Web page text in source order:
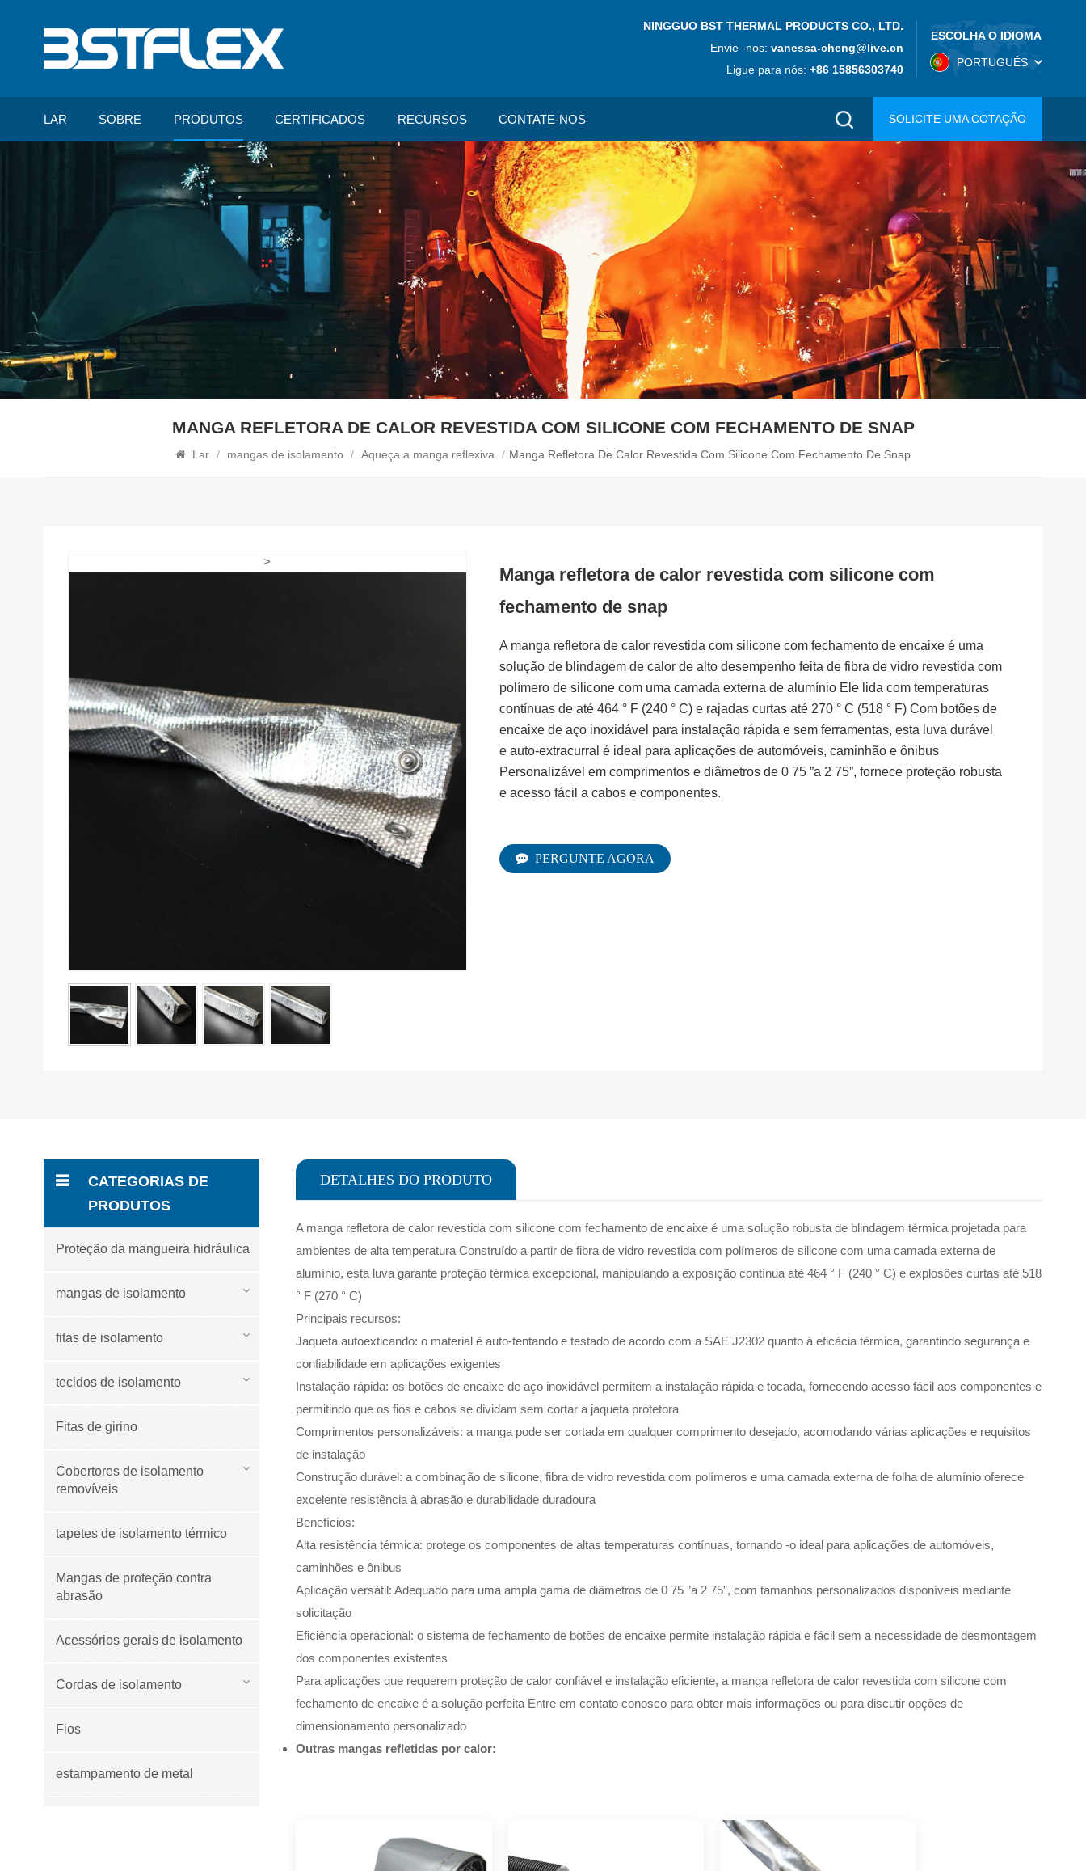
NINGGUO BST THERMAL PRODUCTS CO., LTD.
Envie -nos: vanessa-cheng@live.cn
Ligue para nós: +86 15856303740
ESCOLHA O IDIOMA
PORTUGUÊS
LAR SOBRE PRODUTOS CERTIFICADOS RECURSOS CONTATE-NOS SOLICITE UMA COTAÇÃO
MANGA REFLETORA DE CALOR REVESTIDA COM SILICONE COM FECHAMENTO DE SNAP
Lar / mangas de isolamento / Aqueça a manga reflexiva / Manga Refletora De Calor Revestida Com Silicone Com Fechamento De Snap
>
Manga refletora de calor revestida com silicone com
fechamento de snap
A manga refletora de calor revestida com silicone com fechamento de encaixe é uma
solução de blindagem de calor de alto desempenho feita de fibra de vidro revestida com
polímero de silicone com uma camada externa de alumínio Ele lida com temperaturas
contínuas de até 464 ° F (240 ° C) e rajadas curtas até 270 ° C (518 ° F) Com botões de
encaixe de aço inoxidável para instalação rápida e sem ferramentas, esta luva durável
e auto-extracurral é ideal para aplicações de automóveis, caminhão e ônibus
Personalizável em comprimentos e diâmetros de 0 75 ”a 2 75”, fornece proteção robusta
e acesso fácil a cabos e componentes.
PERGUNTE AGORA
DETALHES DO PRODUTO
A manga refletora de calor revestida com silicone com fechamento de encaixe é uma solução robusta de blindagem térmica projetada para
ambientes de alta temperatura Construído a partir de fibra de vidro revestida com polímeros de silicone com uma camada externa de
alumínio, esta luva garante proteção térmica excepcional, manipulando a exposição contínua até 464 ° F (240 ° C) e explosões curtas até 518
° F (270 ° C)
Principais recursos:
Jaqueta autoexticando: o material é auto-tentando e testado de acordo com a SAE J2302 quanto à eficácia térmica, garantindo segurança e
confiabilidade em aplicações exigentes
Instalação rápida: os botões de encaixe de aço inoxidável permitem a instalação rápida e tocada, fornecendo acesso fácil aos componentes e
permitindo que os fios e cabos se dividam sem cortar a jaqueta protetora
Comprimentos personalizáveis: a manga pode ser cortada em qualquer comprimento desejado, acomodando várias aplicações e requisitos
de instalação
Construção durável: a combinação de silicone, fibra de vidro revestida com polímeros e uma camada externa de folha de alumínio oferece
excelente resistência à abrasão e durabilidade duradoura
Benefícios:
Alta resistência térmica: protege os componentes de altas temperaturas contínuas, tornando -o ideal para aplicações de automóveis,
caminhões e ônibus
Aplicação versátil: Adequado para uma ampla gama de diâmetros de 0 75 ”a 2 75”, com tamanhos personalizados disponíveis mediante
solicitação
Eficiência operacional: o sistema de fechamento de botões de encaixe permite instalação rápida e fácil sem a necessidade de desmontagem
dos componentes existentes
Para aplicações que requerem proteção de calor confiável e instalação eficiente, a manga refletora de calor revestida com silicone com
fechamento de encaixe é a solução perfeita Entre em contato conosco para obter mais informações ou para discutir opções de
dimensionamento personalizado
Outras mangas refletidas por calor:
CATEGORIAS DE
PRODUTOS
Proteção da mangueira hidráulica
mangas de isolamento
fitas de isolamento
tecidos de isolamento
Fitas de girino
Cobertores de isolamento
removíveis
tapetes de isolamento térmico
Mangas de proteção contra
abrasão
Acessórios gerais de isolamento
Cordas de isolamento
Fios
estampamento de metal